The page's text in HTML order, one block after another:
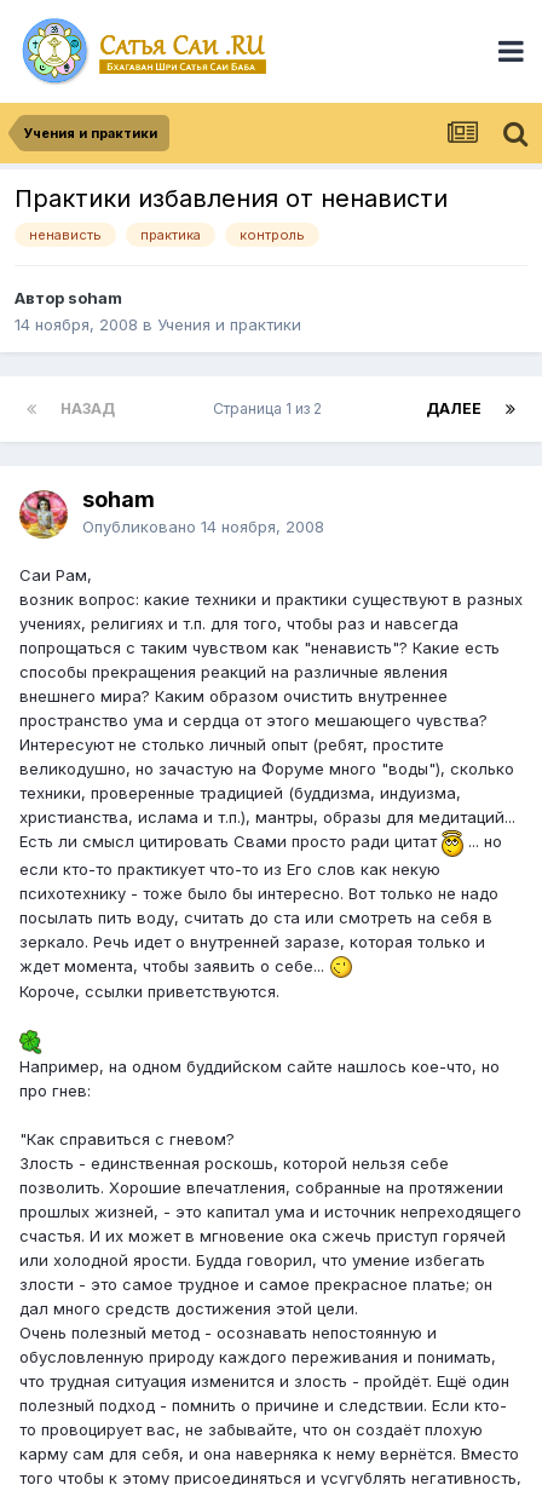
Учения и практики
Практики избавления от ненависти
ненависть практика контроль
Автор soham
14 ноября, 2008 в Учения и практики
НАЗАД ДАЛЕЕ
Страница 1 из 2
soham
Опубликовано 14 ноября, 2008
Саи Рам,
возник вопрос: какие техники и практики существуют в разных
учениях, религиях и т.п. для того, чтобы раз и навсегда
попрощаться с таким чувством как "ненависть"? Какие есть
способы прекращения реакций на различные явления
внешнего мира? Каким образом очистить внутреннее
пространство ума и сердца от этого мешающего чувства?
Интересуют не столько личный опыт (ребят, простите
великодушно, но зачастую на Форуме много "воды"), сколько
техники, проверенные традицией (буддизма, индуизма,
христианства, ислама и т.п.), мантры, образы для медитаций...
Есть ли смысл цитировать Свами просто ради цитат
... но
если кто-то практикует что-то из Его слов как некую
психотехнику - тоже было бы интересно. Вот только не надо
посылать пить воду, считать до ста или смотреть на себя в
зеркало. Речь идет о внутренней заразе, которая только и
ждет момента, чтобы заявить о себе...
Короче, ссылки приветствуются.
Например, на одном буддийском сайте нашлось кое-что, но
про гнев:
"Как справиться с гневом?
Злость - единственная роскошь, которой нельзя себе
позволить. Хорошие впечатления, собранные на протяжении
прошлых жизней, - это капитал ума и источник непреходящего
счастья. И их может в мгновение ока сжечь приступ горячей
или холодной ярости. Будда говорил, что умение избегать
злости - это самое трудное и самое прекрасное платье; он
дал много средств достижения этой цели.
Очень полезный метод - осознавать непостоянную и
обусловленную природу каждого переживания и понимать,
что трудная ситуация изменится и злость - пройдёт. Ещё один
полезный подход - помнить о причине и следствии. Если кто-
то провоцирует вас, не забывайте, что он создаёт плохую
карму сам для себя, и она наверняка к нему вернётся. Вместо
того чтобы к этому присоединяться и усугублять негативность,